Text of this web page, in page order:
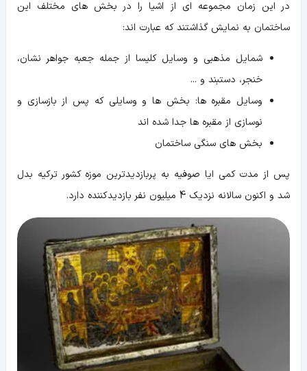
در این زمان مجموعه ای از اشیا را در بخش های مختلف این
ساختمان به نمایش گذاشتند که عبارت اند:
شمایل مذهبی و وسایل کلیسا از جمله جعبه جواهر نشان،
خنجر، دستبند و ...
وسایل مقبره ها: بخش ها و وسایلی که پس از بازسازی و
نوسازی از مقبره ها جدا شده اند
بخش های سنگی ساختمان
پس از مدت کمی ایا صوفیه به پربازدیدترین موزه کشور ترکیه بدل
شد و اکنون سالانه نزدیک 4 میلیون نفر بازدیدکننده دارد.